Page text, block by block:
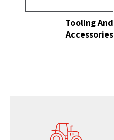
Tooling And
Accessories